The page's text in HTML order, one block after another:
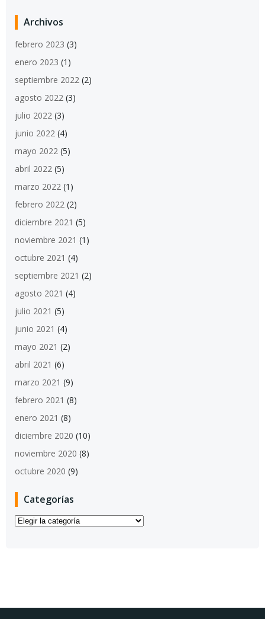
Archivos
febrero 2023 (3)
enero 2023 (1)
septiembre 2022 (2)
agosto 2022 (3)
julio 2022 (3)
junio 2022 (4)
mayo 2022 (5)
abril 2022 (5)
marzo 2022 (1)
febrero 2022 (2)
diciembre 2021 (5)
noviembre 2021 (1)
octubre 2021 (4)
septiembre 2021 (2)
agosto 2021 (4)
julio 2021 (5)
junio 2021 (4)
mayo 2021 (2)
abril 2021 (6)
marzo 2021 (9)
febrero 2021 (8)
enero 2021 (8)
diciembre 2020 (10)
noviembre 2020 (8)
octubre 2020 (9)
Categorías
Categorías